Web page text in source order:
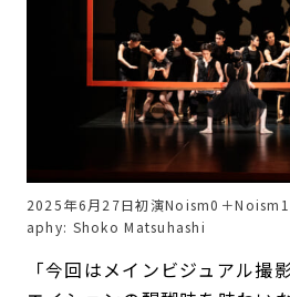
2025年6月27日初演Noism0＋
aphy: Shoko Matsuhashi
「今回はメインビジュアル撮